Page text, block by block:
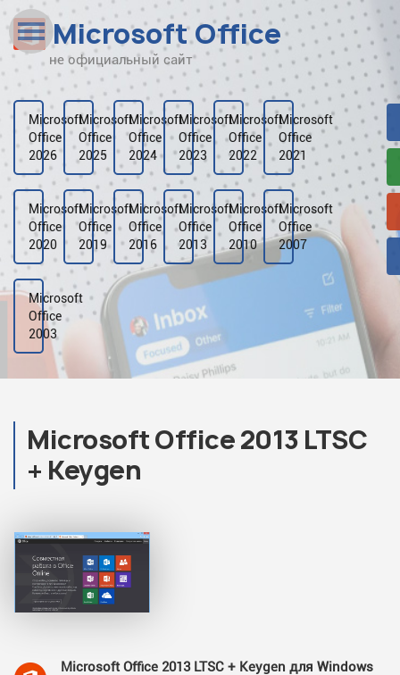
Наверх
Рейтинг
Видео
Галерея
Microsoft Office
не официальный сайт
Microsoft
Office
2026
Microsoft
Office
2025
Microsoft
Office
2024
Microsoft
Office
2023
Microsoft
Office
2022
Microsoft
Office
2021
Microsoft
Office
2020
Microsoft
Office
2019
Microsoft
Office
2016
Microsoft
Office
2013
Microsoft
Office
2010
Microsoft
Office
2007
Microsoft
Office
2003
Microsoft Office 2013 LTSC
+ Keygen
Microsoft Office 2013 LTSC + Keygen для Windows